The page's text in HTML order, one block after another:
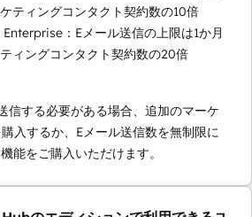
ティングコンタクト契約数の10倍
：Eメール送信の上限は1か月
ィングコンタクト契約数の20倍
信する必要がある場合、追加のマーケ
入するか、Eメール送信数を無制限に
能をご購入いただけます。